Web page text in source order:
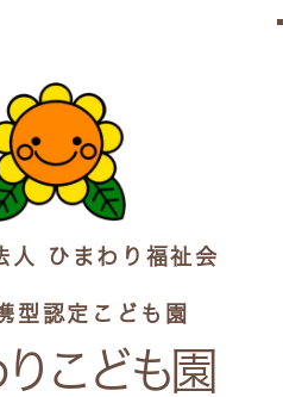
人 ひまわり福祉会
型認定こども園
こども園